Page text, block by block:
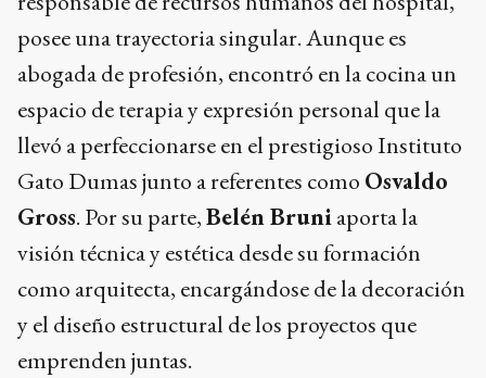
posee una trayectoria singular. Aunque es
abogada de profesión, encontró en la cocina un
espacio de terapia y expresión personal que la
llevó a perfeccionarse en el prestigioso Instituto
Gato Dumas junto a referentes como Osvaldo
Gross. Por su parte,Belén Bruniaporta la
visión técnica y estética desde su formación
como arquitecta, encargándose de la decoración
y el diseño estructural de los proyectos que
emprenden juntas.